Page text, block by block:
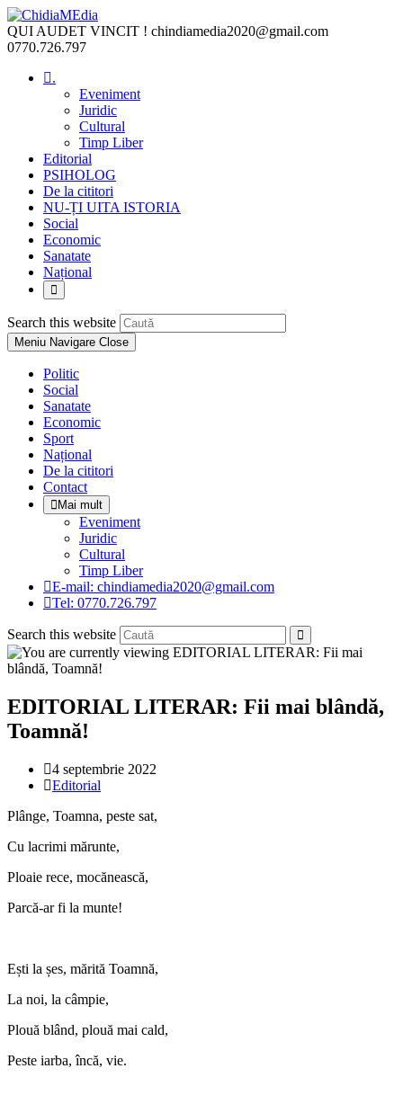
Skip
to
content
QUI AUDET VINCIT ! chindiamedia2020@gmail.com
0770.726.797
.
Eveniment
Juridic
Cultural
Timp Liber
Editorial
PSIHOLOG
De la cititori
NU-ȚI UITA ISTORIA
Social
Economic
Sanatate
Național
Toggle
website
search
Search this website
Escape
Meniu Navigare Close
Politic
Social
Sanatate
Economic
Sport
Național
De la cititori
Contact
Mai mult
Eveniment
Juridic
Cultural
Timp Liber
E-mail: chindiamedia2020@gmail.com
Tel: 0770.726.797
Search this website
EDITORIAL LITERAR: Fii mai blândă,
Toamnă!
Post
published:
4 septembrie 2022
Post
Editorial
Plânge, Toamna, peste sat,
Cu lacrimi mărunte,
Ploaie rece, mocănească,
Parcă-ar fi la munte!
Ești la șes, mărită Toamnă,
La noi, la câmpie,
Plouă blând, plouă mai cald,
Peste iarba, încă, vie.